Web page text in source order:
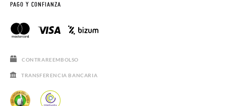
PAGO Y CONFIANZA
CONTRAREEMBOLSO
TRANSFERENCIA BANCARIA